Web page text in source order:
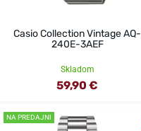
Casio Collection Vintage AQ-
240E-3AEF
Skladom
59,90 €
NA PREDAJNI